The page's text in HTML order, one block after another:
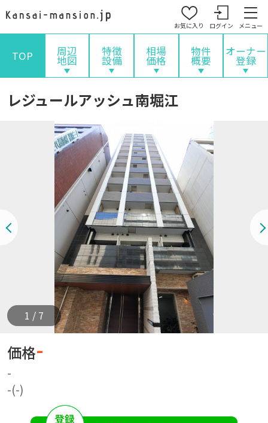
お気に入り ログイン メニュー
TOP 周辺
地図
特徴
設備
相場
価格
物件
概要
オーナー
登録
レジュールアッシュ南堀江
1 / 7
価格-
-
-(-)